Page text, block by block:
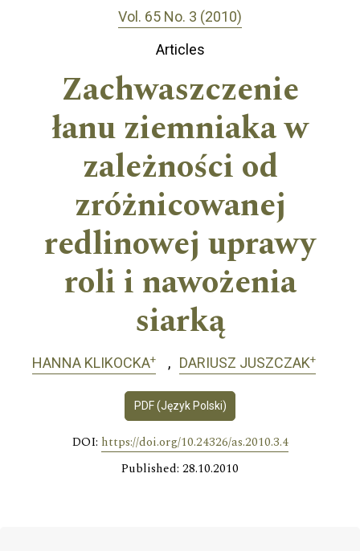
Vol. 65 No. 3 (2010)
Articles
Zachwaszczenie
łanu ziemniaka w
zależności od
zróżnicowanej
redlinowej uprawy
roli i nawożenia
siarką
HANNA KLIKOCKA+ DARIUSZ JUSZCZAK+
PDF (Język Polski)
DOI: https://doi.org/10.24326/as.2010.3.4
Published: 28.10.2010